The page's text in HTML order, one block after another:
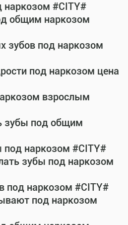
наркозом #CITY#
общим наркозом
зубов под наркозом
под наркозом цена
взрослым
зубы под общим
под наркозом #CITY#
зубы под наркозом
под наркозом #CITY#
под наркозом